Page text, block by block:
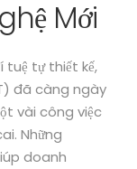
Mới
tự thiết kế,
đã càng ngày
vài công việc
Những
doanh